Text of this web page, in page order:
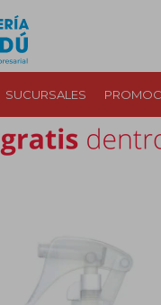
SUCURSALES